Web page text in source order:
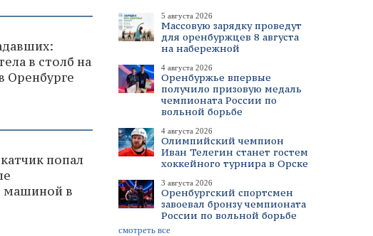
5 августа 2026
Массовую зарядку проведут
для оренбуржцев 8 августа
на набережной
4 августа 2026
Оренбуржье впервые
получило призовую медаль
чемпионата России по
вольной борьбе
4 августа 2026
Олимпийский чемпион
Иван Телегин станет гостем
хоккейного турнира в Орске
3 августа 2026
Оренбургский спортсмен
завоевал бронзу чемпионата
России по вольной борьбе
смотреть все
в столб на
Оренбурге
попал
машиной в